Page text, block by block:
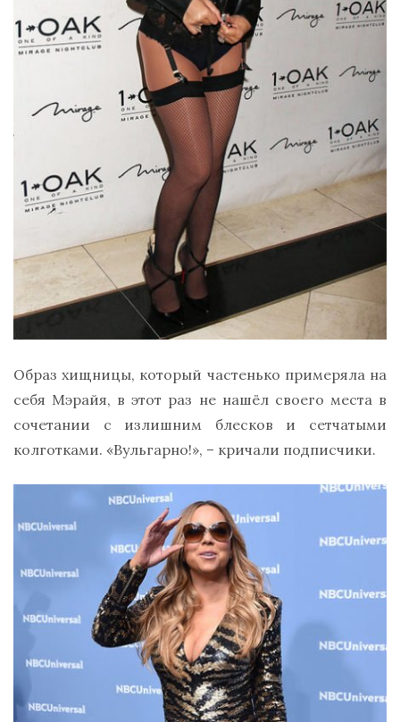
Образ хищницы, который частенько примеряла на
себя Мэрайя, в этот раз не нашёл своего места в
сочетании с излишним блесков и сетчатыми
колготками. «Вульгарно!», – кричали подписчики.